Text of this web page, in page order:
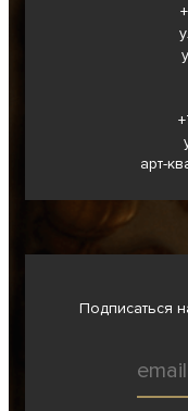
арт-
Подписаться